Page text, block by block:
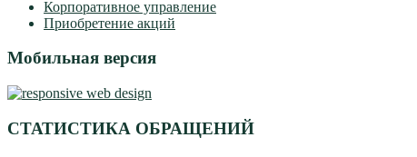
Корпоративное управление
Приобретение акций
Мобильная версия
СТАТИСТИКА ОБРАЩЕНИЙ